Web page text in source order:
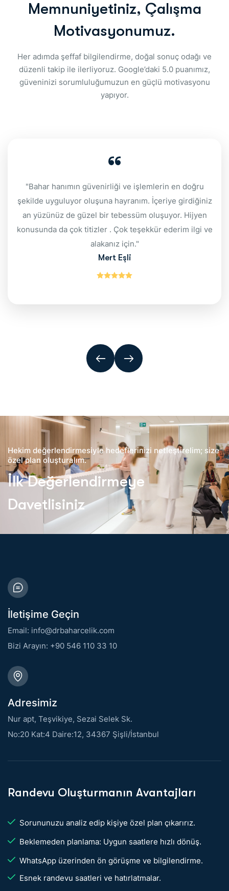
Memnuniyetiniz, Çalışma
Motivasyonumuz.
Her adımda şeffaf bilgilendirme, doğal sonuç odağı ve
düzenli takip ile ilerliyoruz. Google’daki 5.0 puanımız,
güveninizi sorumluluğumuzun en güçlü motivasyonu
yapıyor.
"Bahar hanımın güvenirliği ve işlemlerin en doğru
şekilde uyguluyor oluşuna hayranım. İçeriye girdiğiniz
an yüzünüz de güzel bir tebessüm oluşuyor. Hijyen
konusunda da çok titizler . Çok teşekkür ederim ilgi ve
alakanız için."
Mert Eşli
Hekim değerlendirmesiyle hedeflerinizi netleştirelim; size
özel plan oluşturalım.
İlk Değerlendirmeye
Davetlisiniz
İletişime Geçin
Email: info@drbaharcelik.com
Bizi Arayın: +90 546 110 33 10
Adresimiz
Nur apt, Teşvikiye, Sezai Selek Sk.
No:20 Kat:4 Daire:12, 34367 Şişli/İstanbul
Randevu Oluşturmanın Avantajları
Sorununuzu analiz edip kişiye özel plan çıkarırız.
Beklemeden planlama: Uygun saatlere hızlı dönüş.
WhatsApp üzerinden ön görüşme ve bilgilendirme.
Esnek randevu saatleri ve hatırlatmalar.